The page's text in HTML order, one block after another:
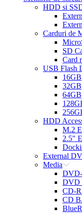
HDD si
Carduri de
SD
Card
USB Flash
16GB
32GB
64GB
HDD
M.2
2.5"
External
Media
DVD
CD-
CD